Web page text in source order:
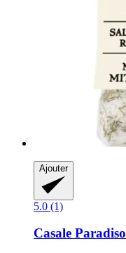
Ajouter
5.0 (1)
Casale Paradiso